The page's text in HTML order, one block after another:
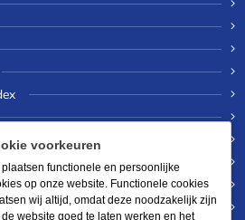
staat
voorkeuren
plaatsen functionele en persoonlijke
op onze website. Functionele cookies
wij altijd, omdat deze noodzakelijk zijn
de website goed te laten werken en het